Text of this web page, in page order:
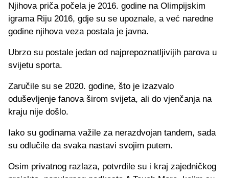
Njihova priča počela je 2016. godine na Olimpijskim
igrama Riju 2016, gdje su se upoznale, a već naredne
godine njihova veza postala je javna.
Ubrzo su postale jedan od najprepoznatljivijih parova u
svijetu sporta.
Zaručile su se 2020. godine, što je izazvalo
oduševljenje fanova širom svijeta, ali do vjenčanja na
kraju nije došlo.
Iako su godinama važile za nerazdvojan tandem, sada
su odlučile da svaka nastavi svojim putem.
Osim privatnog razlaza, potvrdile su i kraj zajedničkog